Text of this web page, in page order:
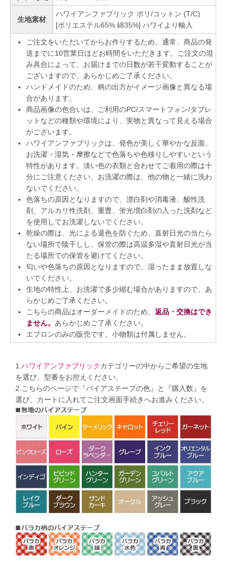
生地素材
ハワイアンファブリック ポリ/コットン (T/C)
[ポリエステル65% 綿35%] ハワイより輸入
ご注文をいただいてからお作りするため、通常、商品の発
送までに10営業日ほどお時間をいただきます。ご注文の混
み具合によって、お届けまでの日数が若干変動することが
ございますので、あらかじめご了承ください。
ハンドメイドのため、柄の出方がイメージ画像と異なる場
合があります。
商品画像の色合いは、ご利用のPC/スマートフォン/タブレ
ットなどの種類や環境により、実物と異なって見える場合
がございます。
ハワイアンファブリックは、発色が美しく華やかな反面、
お洗濯・湿気・摩擦などで色落ちや色移りしやすいという
特性があります。淡い色の衣類と合わせてご着用の際は十
分にご注意ください。お洗濯の際は、他の物と一緒に洗わ
ないでください。
色落ちの原因となりますので、漂白剤や消毒液、酸性洗
剤、アルカリ性洗剤、重曹、蛍光増白剤の入った洗剤など
を使用してお洗濯しないでください。
乾燥の際は、光による退色を防ぐため、直射日光の当たら
ない場所で陰干しし、保管の際は高温多湿や直射日光が当
たる場所での保管を避けてください。
匂いや色落ちの原因となりますので、湿ったまま放置しな
いでください。
生地の特性上、お洗濯で多少縮む場合がありますので、あ
らかじめご了承ください。
こちらの商品はオーダーメイドのため、 返品・交換はでき
ません。 あらかじめご了承ください。
エプロンのみの販売です。小物類は付属しません。
1. ハワイアンファブリックカテゴリーの中からご希望の生地
を選び、型番をお控えください。
2.こちらのページで『バイアステープの色』と『購入数』を
選び、カートに入れてご注文画面手続きへお進みください。